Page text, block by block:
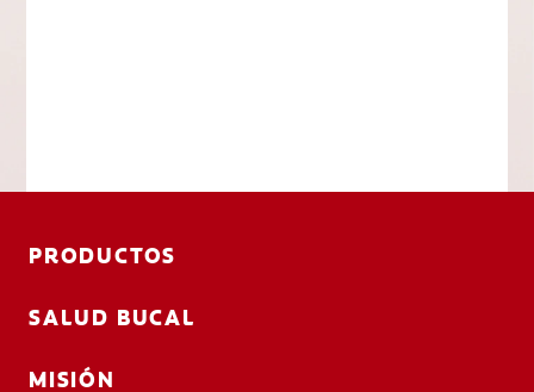
PRODUCTOS
SALUD BUCAL
MISIÓN